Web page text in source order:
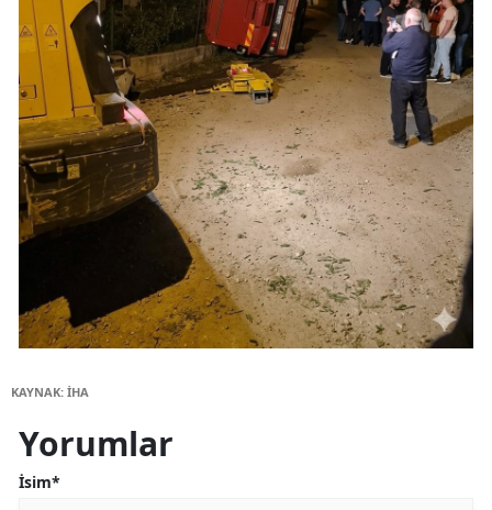
KAYNAK: İHA
Yorumlar
İsim*